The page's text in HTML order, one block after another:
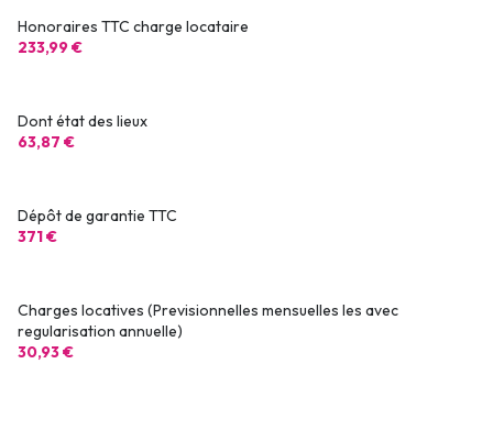
Honoraires TTC charge locataire
233,99 €
Dont état des lieux
63,87 €
Dépôt de garantie TTC
371 €
Charges locatives (Previsionnelles mensuelles les avec
regularisation annuelle)
30,93 €